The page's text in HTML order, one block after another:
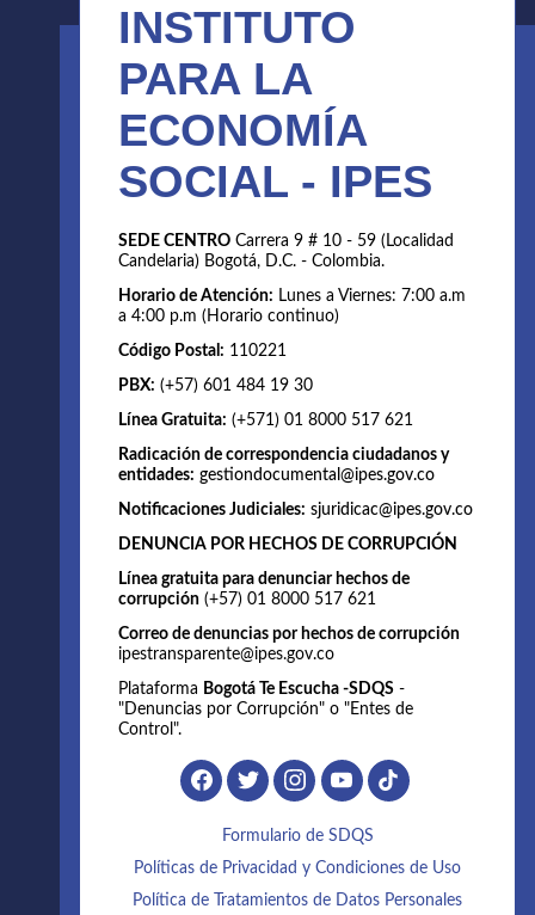
INSTITUTO
PARA LA
ECONOMÍA
SOCIAL - IPES
SEDE CENTRO Carrera 9 # 10 - 59 (Localidad
Candelaria) Bogotá, D.C. - Colombia.
Horario de Atención: Lunes a Viernes: 7:00 a.m
a 4:00 p.m (Horario continuo)
Código Postal: 110221
PBX: (+57) 601 484 19 30
Línea Gratuita: (+571) 01 8000 517 621
Radicación de correspondencia ciudadanos y
entidades: gestiondocumental@ipes.gov.co
Notificaciones Judiciales: sjuridicac@ipes.gov.co
DENUNCIA POR HECHOS DE CORRUPCIÓN
Línea gratuita para denunciar hechos de
corrupción (+57) 01 8000 517 621
Correo de denuncias por hechos de corrupción
ipestransparente@ipes.gov.co
Plataforma Bogotá Te Escucha -SDQS -
"Denuncias por Corrupción" o "Entes de
Control".
Formulario de SDQS
Políticas de Privacidad y Condiciones de Uso
Política de Tratamientos de Datos Personales